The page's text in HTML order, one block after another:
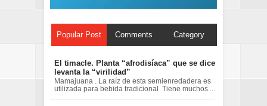
Popular Post Comments Category
El timacle. Planta “afrodisíaca” que se dice
levanta la “virilidad”
Mamajuana . La raíz de esta semienredadera es
utilizada para bebida tradicional Tiene muchos ...